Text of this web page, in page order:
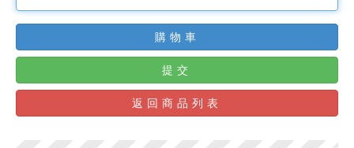
購物車
提交
返回商品列表